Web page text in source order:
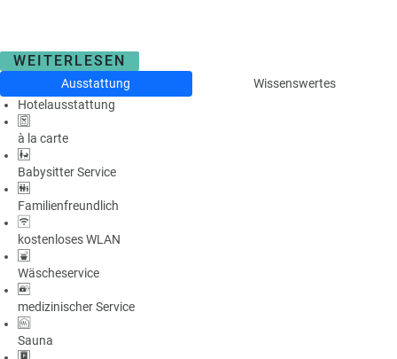
WEITERLESEN
Ausstattung
Wissenswertes
Hotelausstattung
à la carte
Babysitter Service
Familienfreundlich
kostenloses WLAN
Wäscheservice
medizinischer Service
Sauna